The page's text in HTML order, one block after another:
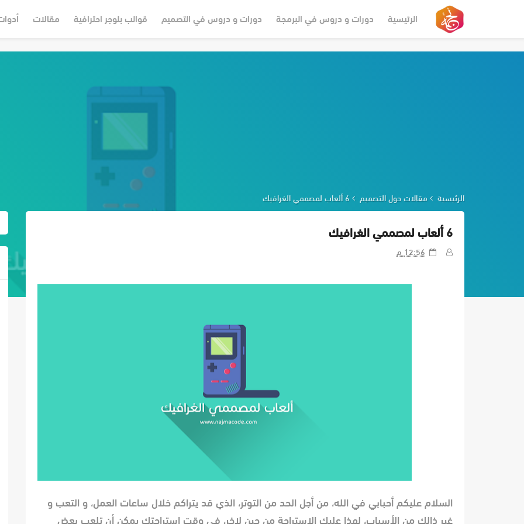
الرئيسية دورات و دروس في البرمجة دورات و دروس في التصميم قوالب بلوجر احترافية مقالات
الرئيسية مقالات حول التصميم 6 ألعاب لمصممي الغرافيك
6 ألعاب لمصممي الغرافيك
12:56 م
السلام عليكم أحبابي في الله، من أجل الحد من التوتر، الذي قد يتراكم خلال ساعات العمل، و التعب و
غير ذالك من الأسباب، لهذا عليك الاستراحة من حين لاخر، في وقت استراحتك يمكن أن تلعب بعض